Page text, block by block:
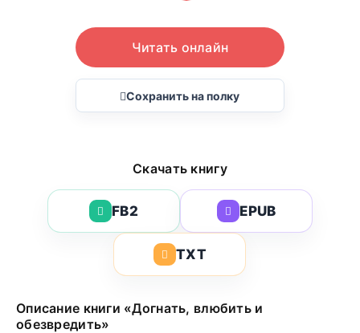
Читать онлайн
Сохранить на полку
Скачать книгу
FB2 EPUB
TXT
Описание книги «Догнать, влюбить и
обезвредить»